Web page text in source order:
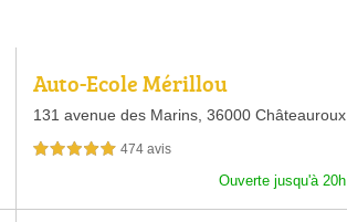
Auto-Ecole Mérillou
131 avenue des Marins, 36000 Châteauroux
5,0 étoiles sur 5 474 avis
Ouverte jusqu'à 20h